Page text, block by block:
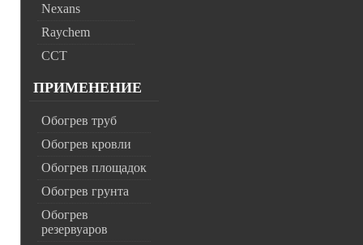
Nexans
Raychem
ССТ
ПРИМЕНЕНИЕ
Обогрев труб
Обогрев кровли
Обогрев площадок
Обогрев грунта
Обогрев
резервуаров